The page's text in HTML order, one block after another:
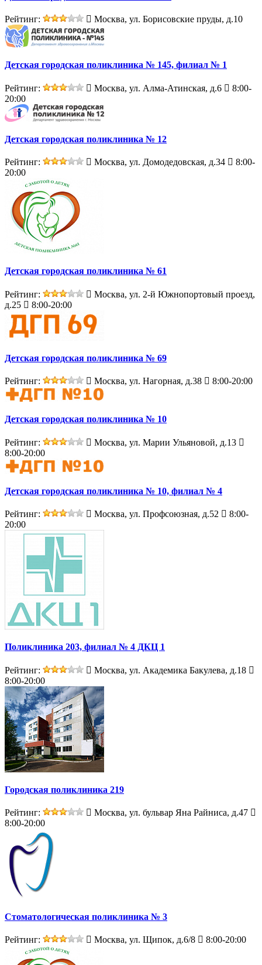
Рейтинг: Москва, ул. Борисовские пруды, д.10
Детская городская поликлиника № 145, филиал № 1
Рейтинг: Москва, ул. Алма-Атинская, д.6
8:00-
20:00
Детская городская поликлиника № 12
Рейтинг: Москва, ул. Домодедовская, д.34
8:00-
20:00
Детская городская поликлиника № 61
Рейтинг:
Москва, ул. 2-й Южнопортовый проезд,
д.25
8:00-20:00
Детская городская поликлиника № 69
Рейтинг: Москва, ул. Нагорная, д.38 8:00-20:00
Детская городская поликлиника № 10
Рейтинг:
Москва, ул. Марии Ульяновой, д.13
8:00-20:00
Детская городская поликлиника № 10, филиал № 4
Рейтинг: Москва, ул. Профсоюзная, д.52
8:00-
20:00
Поликлиника 203, филиал № 4 ДКЦ 1
Рейтинг:
Москва, ул. Академика Бакулева, д.18
8:00-20:00
Городская поликлиника 219
Рейтинг:
Москва, ул. бульвар Яна Райниса, д.47
8:00-20:00
Стоматологическая поликлиника № 3
Рейтинг: Москва, ул. Щипок, д.6/8 8:00-20:00